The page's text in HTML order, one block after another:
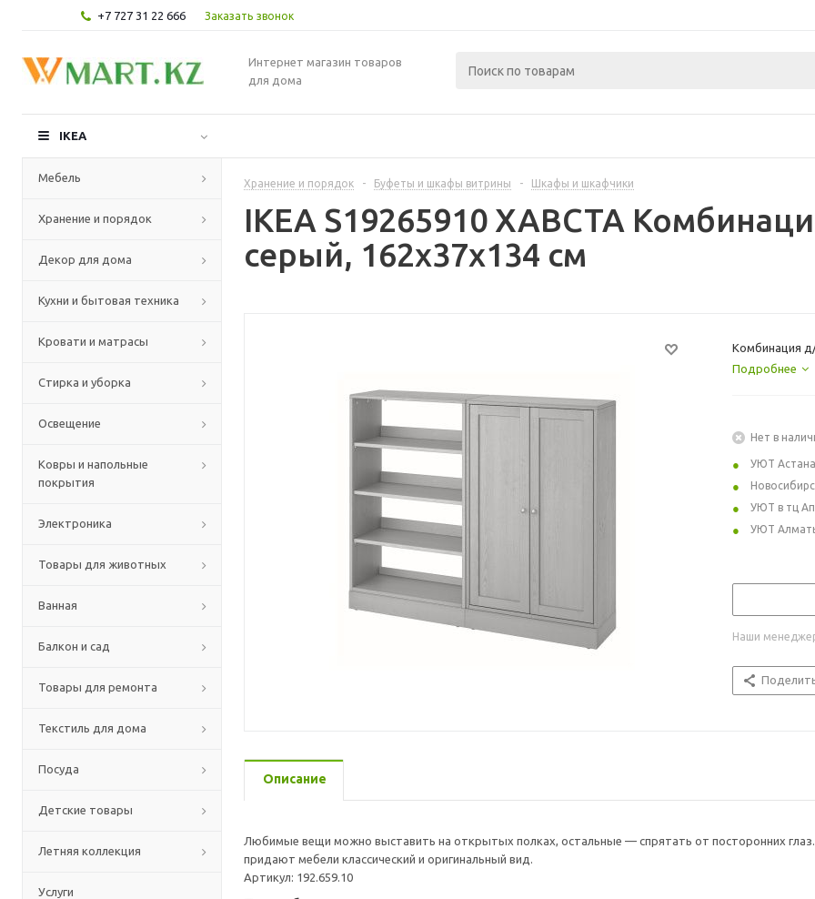
+7 727 31 22 666 Заказать звонок
Интернет магазин товаров
для дома
IKEA
Мебель
Хранение и порядок
Декор для дома
Кухни и бытовая техника
Кровати и матрасы
Стирка и уборка
Освещение
Ковры и напольные
покрытия
Электроника
Товары для животных
Ванная
Балкон и сад
Товары для ремонта
Текстиль для дома
Посуда
Детские товары
Летняя коллекция
Услуги
Хранение и порядок - Буфеты и шкафы витрины - Шкафы и шкафчики
IKEA S19265910 ХАВСТА
серый, 162x37x134 см
Комбинация
Подробнее
Нет в
УЮТ Астана
УЮТ в тц
УЮТ
Наши
Описание
Любимые вещи можно выставить на открытых полках, остальные — спрятать от посторонних
придают мебели классический и оригинальный вид.
Артикул: 192.659.10